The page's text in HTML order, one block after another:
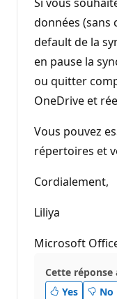
données (sans
default de la
en pause la
ou quitter
OneDrive et
Vous pouvez
répertoires et
Cordialement,
Liliya
Microsoft
Cette réponse
Yes
No